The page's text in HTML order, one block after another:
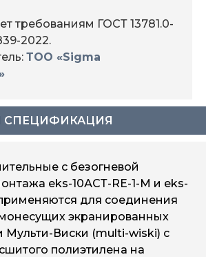
требованиям ГОСТ 13781.0-
2022.
ТОО «Sigma
СПЕЦИФИКАЦИЯ
с безогневой
eks-10АСТ-RE-1-М и eks-
для соединения
экранированных
Мульти-Виски (multi-wiski) с
полиэтилена на